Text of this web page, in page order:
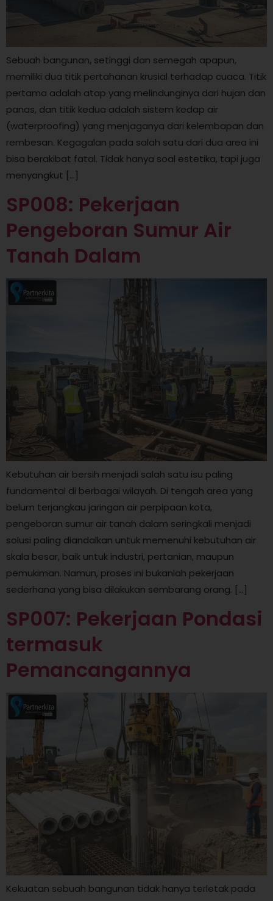
Sebuah bangunan, setinggi dan semegah apapun,
memiliki dua titik pertahanan krusial terhadap cuaca. Titik
pertama adalah atap yang melindunginya dari hujan dan
panas, dan titik kedua adalah sistem kedap air
(waterproofing) yang menjaganya dari kelembapan dan
rembesan. Kegagalan pada salah satu dari dua area ini
bisa berakibat fatal. Tidak hanya soal estetika, tapi juga
menyangkut […]
SP008: Pekerjaan
Pengeboran Sumur Air
Tanah Dalam
Kebutuhan air bersih menjadi salah satu isu paling
fundamental di berbagai wilayah. Di tengah area yang
belum terjangkau jaringan air perpipaan kota,
pengeboran sumur air tanah dalam seringkali menjadi
solusi paling diandalkan untuk memenuhi kebutuhan air
skala besar, baik untuk industri, pertanian, maupun
pemukiman. Namun, proses ini bukanlah pekerjaan
sederhana yang bisa dilakukan sembarang orang. […]
SP007: Pekerjaan Pondasi
termasuk
Pemancangannya
Kekuatan sebuah bangunan tidak hanya terletak pada